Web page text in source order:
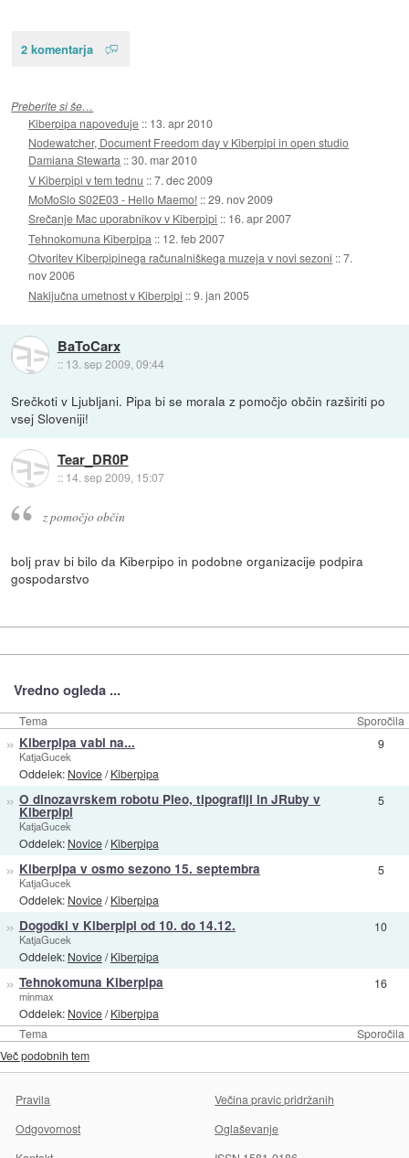
2 komentarja
Preberite si še…
Kiberpipa napoveduje :: 13. apr 2010
Nodewatcher, Document Freedom day v Kiberpipi in open studio
Damiana Stewarta ::30. mar 2010
V Kiberpipi v tem tednu ::7. dec 2009
MoMoSlo S02E03 - Hello Maemo! ::29. nov 2009
Srečanje Mac uporabnikov v Kiberpipi :: 16. apr 2007
Tehnokomuna Kiberpipa :: 12. feb 2007
Otvoritev Kiberpipinega računalniškega muzeja v novi sezoni ::7.
nov 2006
Naključna umetnost v Kiberpipi ::9. jan 2005
BaToCarx
:: 13. sep 2009, 09:44
Srečkoti v Ljubljani. Pipa bi se morala z pomočjo občin razširiti po
vsej Sloveniji!
Tear_DR0P
:: 14. sep 2009, 15:07
z pomočjo občin
bolj prav bi bilo da Kiberpipo in podobne organizacije podpira
gospodarstvo
Vredno ogleda ...
Tema Sporočila
Tema Sporočila
» Kiberpipa vabi na...
KatjaGucek
Oddelek: Novice/Kiberpipa
9
» O dinozavrskem robotu Pleo, tipografiji in JRuby v
Kiberpipi
KatjaGucek
Oddelek: Novice/Kiberpipa
5
» Kiberpipa v osmo sezono 15. septembra
KatjaGucek
Oddelek: Novice/Kiberpipa
5
» Dogodki v Kiberpipi od 10. do 14.12.
KatjaGucek
Oddelek: Novice/Kiberpipa
10
» Tehnokomuna Kiberpipa
minmax
Oddelek: Novice/Kiberpipa
16
Več podobnih tem
Pravila
Večina pravic pridržanih
Odgovornost
Oglaševanje